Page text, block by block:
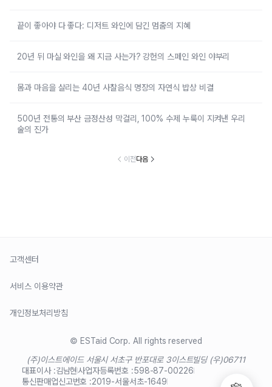
끝이 좋아야 다 좋다: 디저트 와인에 담긴 멈춤의 지혜
20년 뒤 마실 와인을 왜 지금 사는가? 강헌의 스페인 와인 야부리
몸과 마음을 살리는 40년 사찰음식 명장의 자연식 밥상 비결
500년 전통의 부산 금정산성 막걸리, 100% 수제 누룩이 지켜낸 우리
술의 진가
이전다음
고객센터
서비스 이용약관
개인정보처리방침
© ESTaid Corp. All rights reserved
(주)이스트에이드 서울시 서초구 반포대로 3이스트빌딩 (우)06711
대표이사 :김남현사업자등록번호 :598-87-00226
통신판매업신고번호 :2019-서울서초-1649